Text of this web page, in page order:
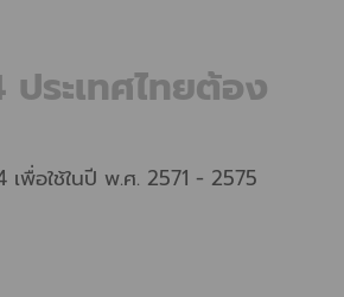
ระเทศไทยต้อง
เพื่อใช้ในปี พ.ศ. 2571 - 2575